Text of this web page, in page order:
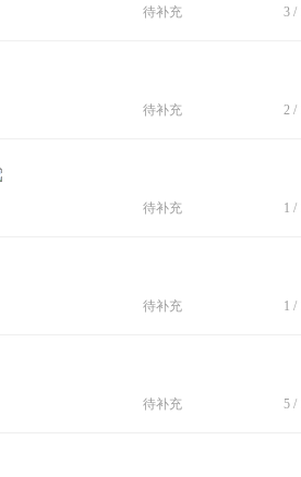
待补充 3 /
待补充 2 /
待补充 1 /
待补充 1 /
待补充 5 /